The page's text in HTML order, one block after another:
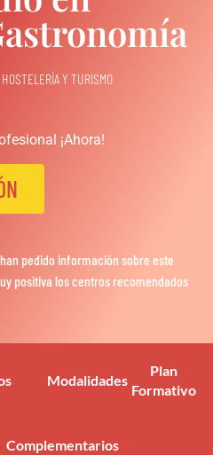
Y TURISMO
¡Ahora!
pedido información sobre este
positiva los centros recomendados
Modalidades
Plan
Formativo
Complementarios